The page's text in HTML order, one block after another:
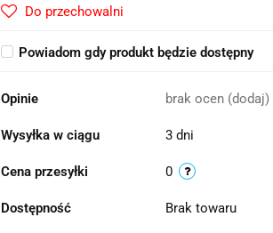
Do przechowalni
Powiadom gdy produkt będzie dostępny
Opinie brak ocen (dodaj)
Wysyłka w ciągu 3 dni
Cena przesyłki 0
Dostępność Brak towaru